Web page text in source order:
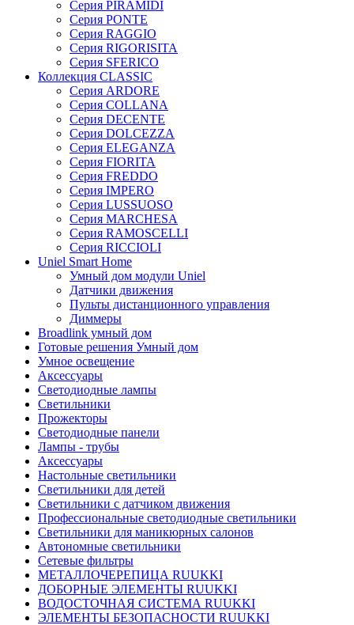
Серия PIRAMIDI
Серия PONTE
Серия RAGGIO
Серия RIGORISITA
Серия SFERICO
Коллекция CLASSIC
Серия ARDORE
Серия COLLANA
Серия DECENTE
Серия DOLCEZZA
Серия ELEGANZA
Серия FIORITA
Серия FREDDO
Серия IMPERO
Серия LUSSUOSO
Серия MARCHESA
Серия RAMOSCELLI
Серия RICCIOLI
Uniel Smart Home
Умный дом модули Uniel
Датчики движения
Пульты дистанционного управления
Диммеры
Broadlink умный дом
Готовые решения Умный дом
Умное освещение
Аксессуары
Светодиодные лампы
Светильники
Прожекторы
Светодиодные панели
Лампы - трубы
Аксессуары
Настольные светильники
Светильники для детей
Светильники с датчиком движения
Профессиональные светодиодные светильники
Светильники для маникюрных салонов
Автономные светильники
Сетевые фильтры
МЕТАЛЛОЧЕРЕПИЦА RUUKKI
ДОБОРНЫЕ ЭЛЕМЕНТЫ RUUKKI
ВОДОСТОЧНАЯ СИСТЕМА RUUKKI
ЭЛЕМЕНТЫ БЕЗОПАСНОСТИ RUUKKI